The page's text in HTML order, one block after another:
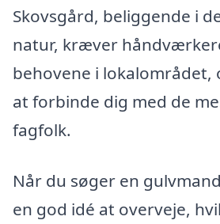
Skovsgård, beliggende i
natur, kræver
behovene i lokalområdet,
at forbinde dig med de
fagfolk.
Når du søger en
en god idé at overveje,